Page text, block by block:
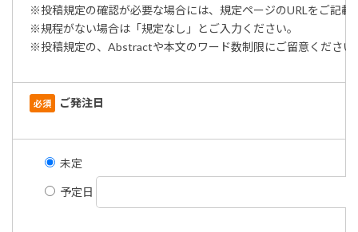
※投稿規定の確認が必要な場合には、規定ページのURLをご記載
※規程がない場合は「規定なし」とご入力ください。
※投稿規定の、Abstractや本文のワード数制限にご留意くださ
必須 ご発注日
未定
予定日